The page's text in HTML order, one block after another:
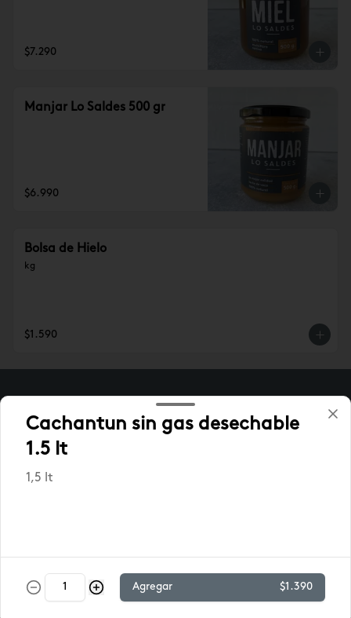
$7.290
Manjar Lo Saldes 500 gr
$6.990
Bolsa de Hielo
kg
$1.590
Escríbenos
Hablemos
Cachantun sin gas desechable
1.5 lt
1,5 lt
Agregar $1.390